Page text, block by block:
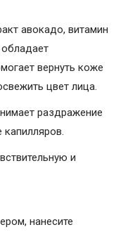
авокадо, витамин
вернуть коже
цвет лица.
раздражение
и
нанесите